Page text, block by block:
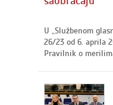
U „Službenom
26/23 od 6. aprila
Pravilnik o